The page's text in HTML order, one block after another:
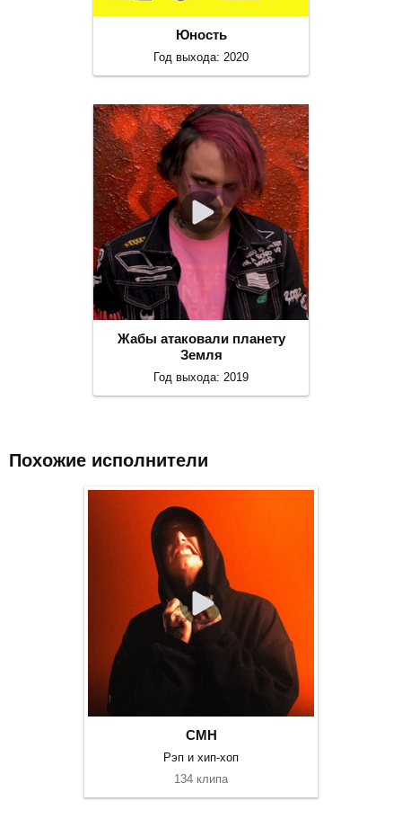
Юность
Год выхода: 2020
Жабы атаковали планету
Земля
Год выхода: 2019
Похожие исполнители
CMH
Рэп и хип-хоп
134 клипа